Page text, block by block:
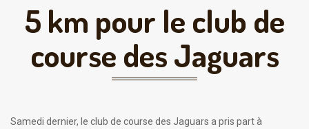
5 km pour le club de
course des Jaguars
Samedi dernier, le club de course des Jaguars a pris part à